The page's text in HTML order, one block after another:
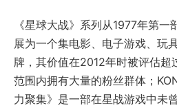
《星球大战》系列从1977年第
展为一个集电影、电子游戏、玩
牌，其价值在2012年时被评估
范围内拥有大量的粉丝群体；
力聚集》是一部在星战游戏中未